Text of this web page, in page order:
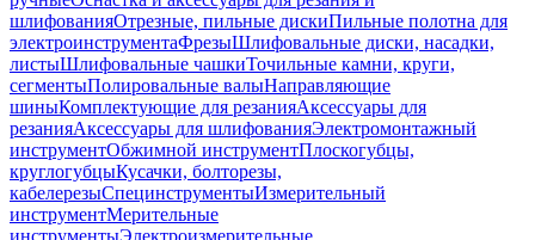
шлифованияОтрезные, пильные дискиПильные полотна для
электроинструментаФрезыШлифовальные диски, насадки,
листыШлифовальные чашкиТочильные камни, круги,
сегментыПолировальные валыНаправляющие
шиныКомплектующие для резанияАксессуары для
резанияАксессуары для шлифованияЭлектромонтажный
инструментОбжимной инструментПлоскогубцы,
круглогубцыКусачки, болторезы,
кабелерезыСпецинструментыИзмерительный
инструментМерительные
инструментыЭлектроизмерительные